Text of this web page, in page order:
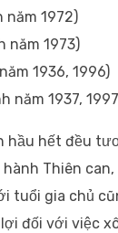
năm 1972)
năm 1973)
1936, 1996)
năm 1937,
hầu hết đều
hành Thiên
tuổi gia chủ
đối với việc